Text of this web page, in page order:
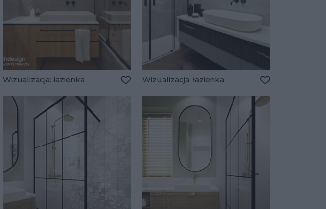
Wizualizacja: łazienka Wizualizacja: łazienka